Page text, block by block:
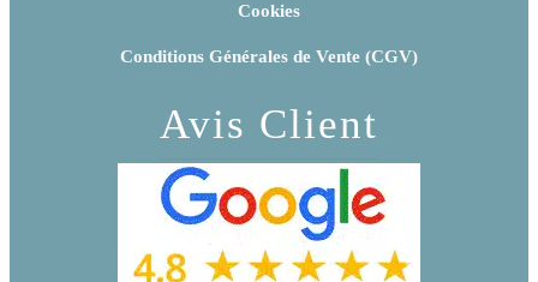
Cookies
Conditions Générales de Vente (CGV)
Avis Client